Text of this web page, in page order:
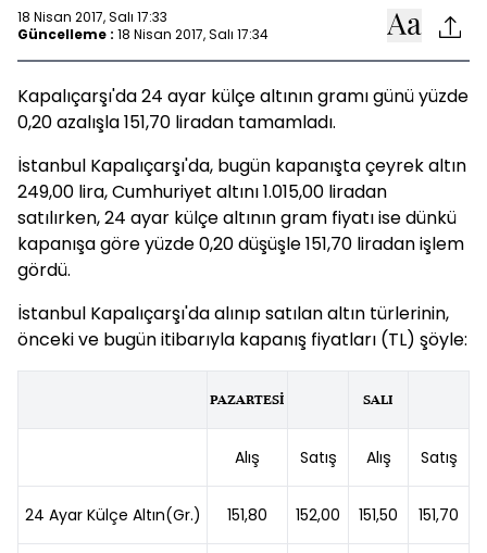
18 Nisan 2017, Salı 17:33
Güncelleme : 18 Nisan 2017, Salı 17:34
Kapalıçarşı'da 24 ayar külçe altının gramı günü yüzde
0,20 azalışla 151,70 liradan tamamladı.
İstanbul Kapalıçarşı'da, bugün kapanışta çeyrek altın
249,00 lira, Cumhuriyet altını 1.015,00 liradan
satılırken, 24 ayar külçe altının gram fiyatı ise dünkü
kapanışa göre yüzde 0,20 düşüşle 151,70 liradan işlem
gördü.
İstanbul Kapalıçarşı'da alınıp satılan altın türlerinin,
önceki ve bugün itibarıyla kapanış fiyatları (TL) şöyle:
PAZARTESİ SALI
Alış Satış Alış Satış
24 Ayar Külçe Altın(Gr.) 151,80 152,00 151,50 151,70